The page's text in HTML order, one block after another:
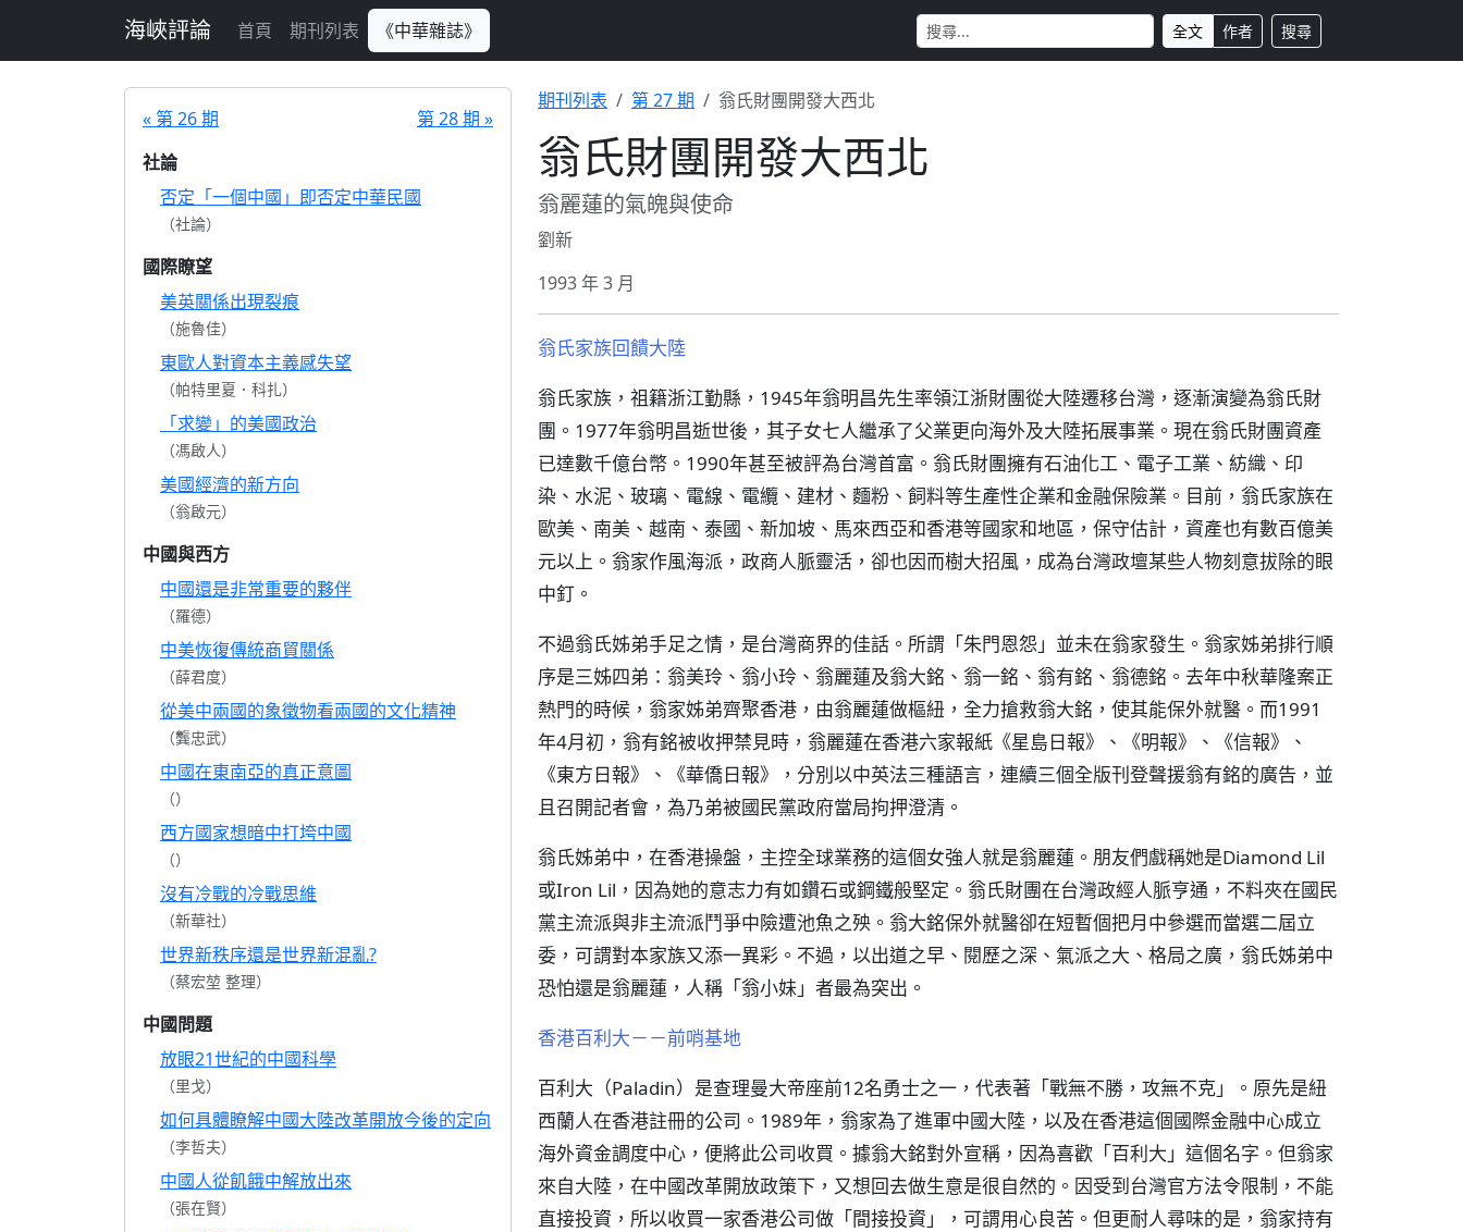
海峽評論 首頁 期刊列表 《中華雜誌》 全文 作者 搜尋
« 第 26 期
第 28 期 »
社論
否定「一個中國」即否定中華民國
（社論）
國際瞭望
美英關係出現裂痕
（施魯佳）
東歐人對資本主義感失望
（帕特里夏．科扎）
「求變」的美國政治
（馮啟人）
美國經濟的新方向
（翁啟元）
中國與西方
中國還是非常重要的夥伴
（羅德）
中美恢復傳統商貿關係
（薛君度）
從美中兩國的象徵物看兩國的文化精神
（龔忠武）
中國在東南亞的真正意圖
（）
西方國家想暗中打垮中國
（）
沒有冷戰的冷戰思維
（新華社）
世界新秩序還是世界新混亂?
（蔡宏堃 整理）
中國問題
放眼21世紀的中國科學
（里戈）
如何具體瞭解中國大陸改革開放今後的定向
（李哲夫）
中國人從飢餓中解放出來
（張在賢）
期刊列表 第 27 期 翁氏財團開發大西北
翁氏財團開發大西北
翁麗蓮的氣魄與使命
劉新
1993 年 3 月
翁氏家族回饋大陸
翁氏家族，祖籍浙江勤縣，1945年翁明昌先生率領江浙財團從大陸遷移台灣，逐漸演變為翁氏財
團。1977年翁明昌逝世後，其子女七人繼承了父業更向海外及大陸拓展事業。現在翁氏財團資產
已達數千億台幣。1990年甚至被評為台灣首富。翁氏財團擁有石油化工、電子工業、紡織、印
染、水泥、玻璃、電線、電纜、建材、麵粉、飼料等生產性企業和金融保險業。目前，翁氏家族在
歐美、南美、越南、泰國、新加坡、馬來西亞和香港等國家和地區，保守估計，資產也有數百億美
元以上。翁家作風海派，政商人脈靈活，卻也因而樹大招風，成為台灣政壇某些人物刻意拔除的眼
中釘。
不過翁氏姊弟手足之情，是台灣商界的佳話。所謂「朱門恩怨」並未在翁家發生。翁家姊弟排行順
序是三姊四弟：翁美玲、翁小玲、翁麗蓮及翁大銘、翁一銘、翁有銘、翁德銘。去年中秋華隆案正
熱門的時候，翁家姊弟齊聚香港，由翁麗蓮做樞紐，全力搶救翁大銘，使其能保外就醫。而1991
年4月初，翁有銘被收押禁見時，翁麗蓮在香港六家報紙《星島日報》、《明報》、《信報》、
《東方日報》、《華僑日報》，分別以中英法三種語言，連續三個全版刊登聲援翁有銘的廣告，並
且召開記者會，為乃弟被國民黨政府當局拘押澄清。
翁氏姊弟中，在香港操盤，主控全球業務的這個女強人就是翁麗蓮。朋友們戲稱她是Diamond Lil
或Iron Lil，因為她的意志力有如鑽石或鋼鐵般堅定。翁氏財團在台灣政經人脈亨通，不料夾在國民
黨主流派與非主流派鬥爭中險遭池魚之殃。翁大銘保外就醫卻在短暫個把月中參選而當選二屆立
委，可謂對本家族又添一異彩。不過，以出道之早、閱歷之深、氣派之大、格局之廣，翁氏姊弟中
恐怕還是翁麗蓮，人稱「翁小妹」者最為突出。
香港百利大－－前哨基地
百利大（Paladin）是查理曼大帝座前12名勇士之一，代表著「戰無不勝，攻無不克」。原先是紐
西蘭人在香港註冊的公司。1989年，翁家為了進軍中國大陸，以及在香港這個國際金融中心成立
海外資金調度中心，便將此公司收買。據翁大銘對外宣稱，因為喜歡「百利大」這個名字。但翁家
來自大陸，在中國改革開放政策下，又想回去做生意是很自然的。因受到台灣官方法令限制，不能
直接投資，所以收買一家香港公司做「間接投資」，可謂用心良苦。但更耐人尋味的是，翁家持有